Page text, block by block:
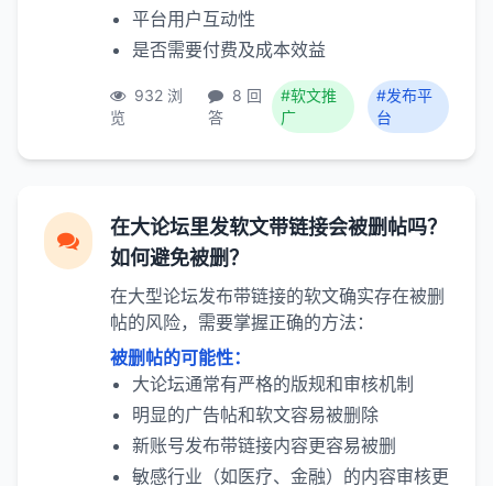
平台用户互动性
是否需要付费及成本效益
932 浏
览
8 回
答
#软文推
广
#发布平
台
在大论坛里发软文带链接会被删帖吗？
如何避免被删？
在大型论坛发布带链接的软文确实存在被删
帖的风险，需要掌握正确的方法：
被删帖的可能性：
大论坛通常有严格的版规和审核机制
明显的广告帖和软文容易被删除
新账号发布带链接内容更容易被删
敏感行业（如医疗、金融）的内容审核更